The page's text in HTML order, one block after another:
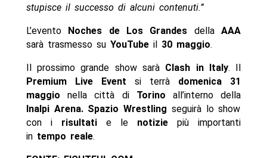
stupisce il successo di alcuni contenuti.”
L’eventoNoches de Los Grandes dellaAAA
sarà trasmesso su YouTubeil 30 maggio.
Il prossimo grande show sarà Clash in Italy. Il
Premium Live Event si terrà domenica 31
maggio nella città di Torino all’interno della
Inalpi Arena. Spazio Wrestling seguirà lo show
con i risultatie le notizie più importanti
in tempo reale.